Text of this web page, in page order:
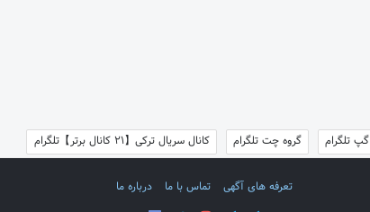
گپ تلگرام گروه چت تلگرام کانال سریال ترکی【21 کانال برتر】تلگرام
تعرفه های آگهی تماس با ما درباره ما